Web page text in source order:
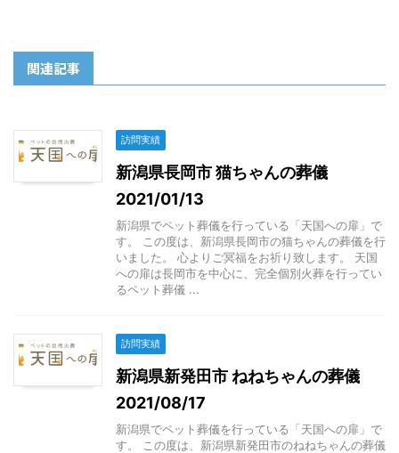
関連記事
訪問実績
新潟県長岡市 猫ちゃんの葬儀
2021/01/13
新潟県でペット葬儀を行っている「天国への扉」で
す。 この度は、新潟県長岡市の猫ちゃんの葬儀を行
いました。 心よりご冥福をお祈り致します。 天国
への扉は長岡市を中心に、完全個別火葬を行ってい
るペット葬儀 ...
訪問実績
新潟県新発田市 ねねちゃんの葬儀
2021/08/17
新潟県でペット葬儀を行っている「天国への扉」で
す。 この度は、新潟県新発田市のねねちゃんの葬儀